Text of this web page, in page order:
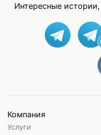
Интересные
Компания
Услуги